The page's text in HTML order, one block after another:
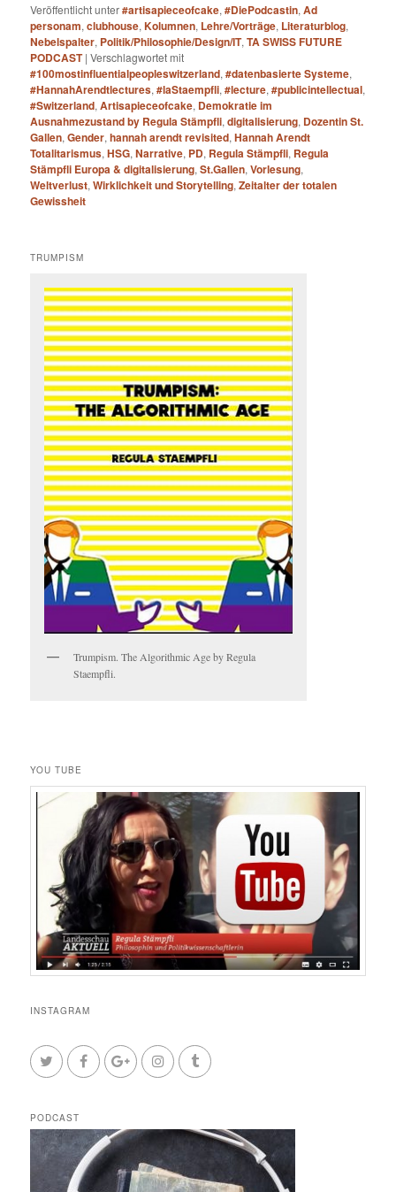
Veröffentlicht unter#artisapieceofcake,#DiePodcastin,Ad
personam,clubhouse,Kolumnen, Lehre/Vorträge, Literaturblog,
Nebelspalter, Politik/Philosophie/Design/IT,TA SWISS FUTURE
PODCAST |Verschlagwortet mit
#100mostinfluentialpeopleswitzerland,#datenbasierte Systeme,
#HannahArendtlectures,#laStaempfli,#lecture,#publicintellectual,
#Switzerland,Artisapieceofcake, Demokratie im
Ausnahmezustand by Regula Stämpfli,digitalisierung, Dozentin St.
Gallen,Gender,hannah arendt revisited,Hannah Arendt
Totalitarismus,HSG,Narrative, PD, Regula Stämpfli, Regula
Stämpfli Europa & digitalisierung,St.Gallen,Vorlesung,
Weltverlust,Wirklichkeit und Storytelling,Zeitalter der totalen
Gewissheit
TRUMPISM
Trumpism. The Algorithmic Age by Regula
Staempfli.
YOU TUBE
INSTAGRAM
PODCAST